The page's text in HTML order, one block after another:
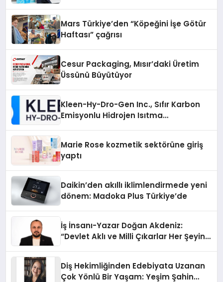
Mars Türkiye’den “Köpeğini İşe Götür
Haftası” çağrısı
Cesur Packaging, Mısır’daki Üretim
Üssünü Büyütüyor
Kleen-Hy-Dro-Gen Inc., Sıfır Karbon
Emisyonlu Hidrojen Isıtma
Marie Rose kozmetik sektörüne giriş
yaptı
Daikin’den akıllı iklimlendirmede yeni
dönem: Madoka Plus Türkiye’de
İş İnsanı-Yazar Doğan Akdeniz:
“Devlet Aklı ve Milli Çıkarlar Her Şeyin
Diş Hekimliğinden Edebiyata Uzanan
Çok Yönlü Bir Yaşam: Yeşim Şahin